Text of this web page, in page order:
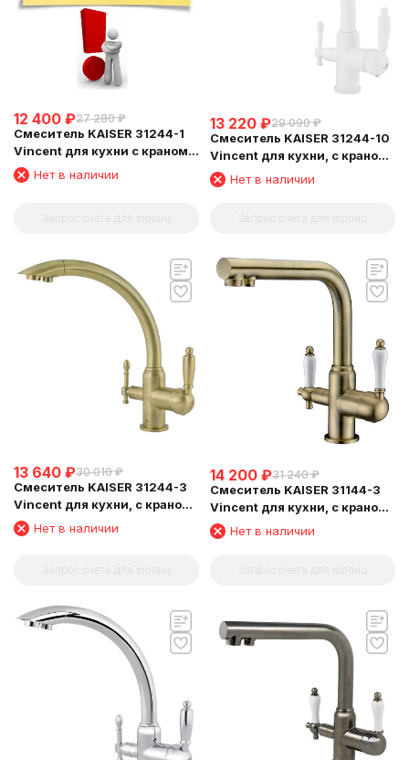
12 400 ₽27 280 ₽
Смеситель KAISER 31244-1
Vincent для кухни с краном
для питьевой воды
Нет в наличии
13 220 ₽29 090 ₽
Смеситель KAISER 31244-10
Vincent для кухни, с краном
для питьевой воды, белый
глянц
Нет в наличии
13 640 ₽30 010 ₽
Смеситель KAISER 31244-3
Vincent для кухни, с краном
для питьевой воды,
бронзовый
Нет в наличии
14 200 ₽31 240 ₽
Смеситель KAISER 31144-3
Vincent для кухни, с краном
для питьевой воды,
бронзовый
Нет в наличии